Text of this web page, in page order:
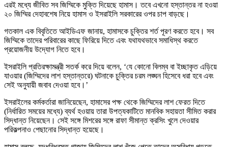
এরই মধ্যে জীবিত সব জিম্মিকে মুক্তি দিয়েছে হামাস। তবে এখনো হস্তান্তর না হওয়া
২০ জিম্মির দেহাবশেষ নিয়ে হামাস ও ইসরাইলি সরকারের ওপর চাপ বাড়ছে।
গতকাল এক বিবৃতিতে আইডিএফ জানায়, হামাসকে চুক্তির শর্ত পূরণ করতে হবে। সব
জিম্মিকে তাদের পরিবারের কাছে ফিরিয়ে দিতে এবং যথাযথভাবে সমাধিস্থ করতে
প্রয়োজনীয় উদ্যোগ নিতে হবে।
ইসরাইলি প্রতিরক্ষামন্ত্রী সতর্ক করে দিয়ে বলেন, ‘যে কোনো বিলম্ব বা ইচ্ছাকৃত এড়িয়ে
যাওয়ার (জিম্মিদের লাশ হস্তান্তরে) ঘটনাকে চুক্তির চরম লঙ্ঘন হিসেবে ধরা হবে এবং
সেই অনুযায়ী জবাব দেওয়া হবে।’
ইসরাইলের কর্মকর্তারা জানিয়েছেন, হামাসের পক্ষ থেকে জিম্মিদের লাশ ফেরত দিতে
(নির্ধারিত সময়ের মধ্যে) ব্যর্থ হওয়ায় তারা উপত্যকাটিতে মানবিক সহায়তা সীমিত করার
সিদ্ধান্ত নিয়েছেন। সেই সঙ্গে মিশরের সঙ্গে রাফা সীমান্ত ক্রসিং খুলে দেওয়ার
পরিকল্পনাও পেছানোর সিদ্ধান্ত হয়েছে।